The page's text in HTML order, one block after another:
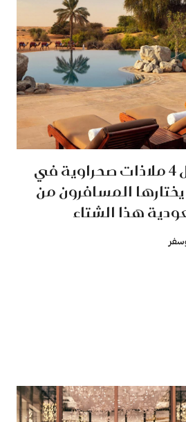
أفضل 4 ملاذات صحراوية في
المسافرون من
هذا الشتاء